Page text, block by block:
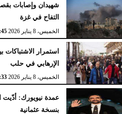
شهيدان وإصابات
التفاح في غزة
الخميس، 8 يناير 2026
استمرار
الإرهابي في حلب
الخميس، 8 يناير 2026
عمدة نيويورك: أدّيت
بنسخة عثمانية